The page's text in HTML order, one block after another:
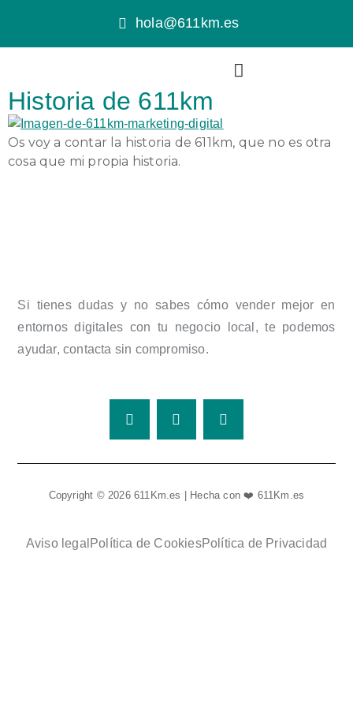
hola@611km.es
Historia de 611km
Os voy a contar la historia de 611km, que no es otra
cosa que mi propia historia.
Si tienes dudas y no sabes cómo vender mejor en
entornos digitales con tu negocio local, te podemos
ayudar, contacta sin compromiso.
Copyright © 2026 611Km.es | Hecha con ❤️ 611Km.es
Aviso legal Política de CookiesPolítica de Privacidad